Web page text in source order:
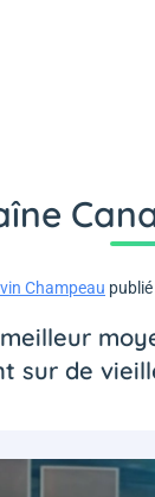
Champeau
sur de